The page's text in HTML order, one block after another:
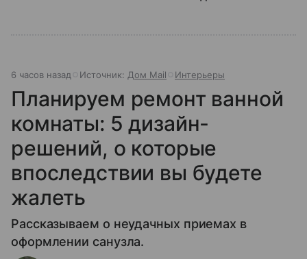
6 часов назад Источник: Дом Mail Интерьеры
Планируем ремонт ванной
комнаты: 5 дизайн-
решений, о которые
впоследствии вы будете
жалеть
Рассказываем о неудачных приемах в
оформлении санузла.